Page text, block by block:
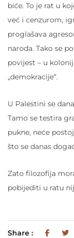
biće. To je rat u
već i cenzurom,
proglašava
naroda. Tako se
povijest – u
„demokracije“.
U Palestini se
Tamo se testira
pukne, neće
što se danas
Zato filozofija
pobijediti u ratu
Share :